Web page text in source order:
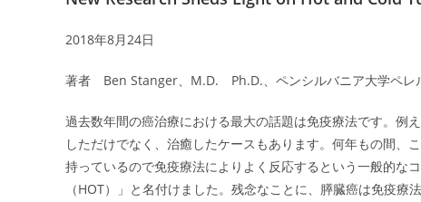
2018年8月24日
著者 Ben Stanger、M.D. Ph.D.、ペンシルバニア大学ペレ
過去数年間の癌治療における最大の話題は免疫療法です。例
しただけでなく、治癒したケースもあります。何年もの間、
持っているので免疫療法によりよく反応するという一般的な
（HOT）」と名付けました。残念なことに、膵臓癌は免疫